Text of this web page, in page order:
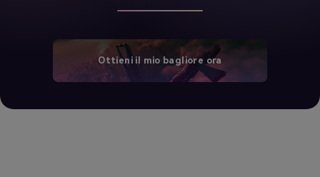
Ottieni il mio bagliore ora